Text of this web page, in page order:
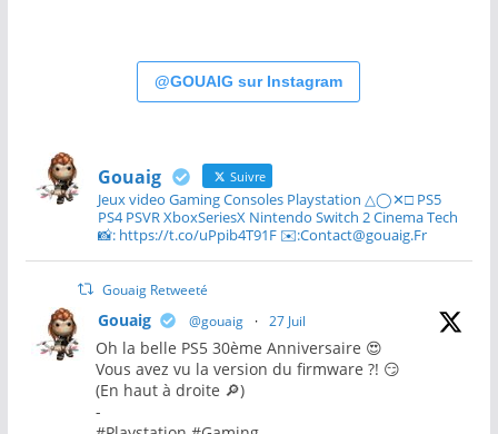
@GOUAIG sur Instagram
Gouaig Suivre
Jeux video Gaming Consoles Playstation △◯✕□ PS5
PS4 PSVR XboxSeriesX Nintendo Switch 2 Cinema Tech
📸: https://t.co/uPpib4T91F ✉️:Contact@gouaig.Fr
Gouaig Retweeté
Gouaig @gouaig · 27 Juil
Oh la belle PS5 30ème Anniversaire 😍
Vous avez vu la version du firmware ?! 😏
(En haut à droite 🔎)
-